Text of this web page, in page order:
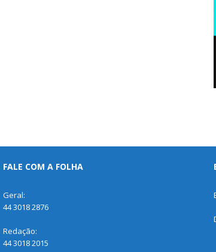
FALE COM A FOLHA
Geral:
44 3018 2876
Redação:
44 3018 2015